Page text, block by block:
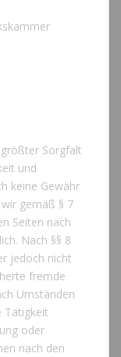
Sorgfalt
und
keine Gewähr
gemäß § 7
Seiten nach
Nach §§ 8
jedoch nicht
fremde
Umständen
Tätigkeit
oder
nach den